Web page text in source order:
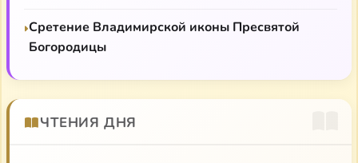
Сретение Владимирской иконы Пресвятой
Богородицы
ЧТЕНИЯ ДНЯ